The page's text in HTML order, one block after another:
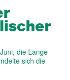
die Lange
sich die